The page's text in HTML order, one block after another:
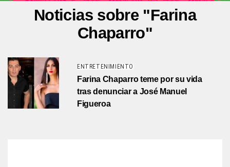
Noticias sobre "Farina
Chaparro"
ENTRETENIMIENTO
Farina Chaparro teme por su vida
tras denunciar a José Manuel
Figueroa